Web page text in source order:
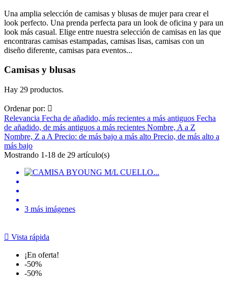
Una amplia selección de camisas y blusas de mujer para crear el
look perfecto. Una prenda perfecta para un look de oficina y para un
look más casual. Elige entre nuestra selección de camisas en las que
encontraras camisas estampadas, camisas lisas, camisas con un
diseño diferente, camisas para eventos...
Camisas y blusas
Hay 29 productos.
Ordenar por: 
Relevancia Fecha de añadido, más recientes a más antiguos Fecha
de añadido, de más antiguos a más recientes Nombre, A a Z
Nombre, Z a A Precio: de más bajo a más alto Precio, de más alto a
más bajo
Mostrando 1-18 de 29 artículo(s)
3 más imágenes
 Vista rápida
¡En oferta!
-50%
-50%